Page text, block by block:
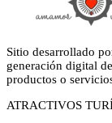
Sitio desarrollado
generación digital
productos o
ATRACTIVOS